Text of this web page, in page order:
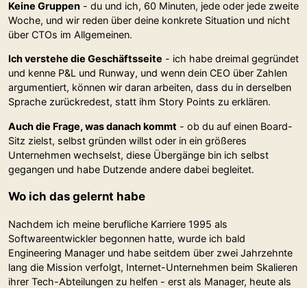
Keine Gruppen - du und ich, 60 Minuten, jede oder jede zweite
Woche, und wir reden über deine konkrete Situation und nicht
über CTOs im Allgemeinen.
Ich verstehe die Geschäftsseite - ich habe dreimal gegründet
und kenne P&L und Runway, und wenn dein CEO über Zahlen
argumentiert, können wir daran arbeiten, dass du in derselben
Sprache zurückredest, statt ihm Story Points zu erklären.
Auch die Frage, was danach kommt - ob du auf einen Board-
Sitz zielst, selbst gründen willst oder in ein größeres
Unternehmen wechselst, diese Übergänge bin ich selbst
gegangen und habe Dutzende andere dabei begleitet.
Wo ich das gelernt habe
Nachdem ich meine berufliche Karriere 1995 als
Softwareentwickler begonnen hatte, wurde ich bald
Engineering Manager und habe seitdem über zwei Jahrzehnte
lang die Mission verfolgt, Internet-Unternehmen beim Skalieren
ihrer Tech-Abteilungen zu helfen - erst als Manager, heute als